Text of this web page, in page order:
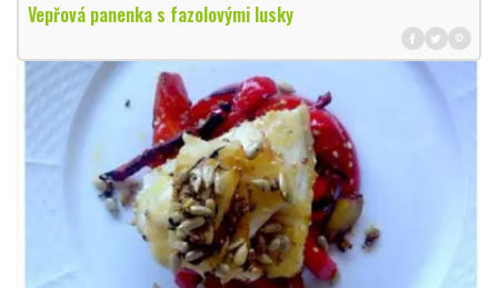
Vepřová panenka s fazolovými lusky